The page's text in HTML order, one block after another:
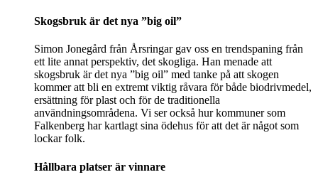
Skogsbruk är det nya ”big oil”
Simon Jonegård från Årsringar gav oss en trendspaning från
ett lite annat perspektiv, det skogliga. Han menade att
skogsbruk är det nya ”big oil” med tanke på att skogen
kommer att bli en extremt viktig råvara för både biodrivmedel,
ersättning för plast och för de traditionella
användningsområdena. Vi ser också hur kommuner som
Falkenberg har kartlagt sina ödehus för att det är något som
lockar folk.
Hållbara platser är vinnare